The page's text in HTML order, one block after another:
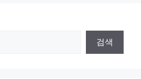
검색